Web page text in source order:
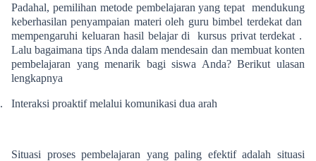
Padahal, pemilihan metode pembelajaran yang tepat mendukung
keberhasilan penyampaian materi oleh guru bimbel terdekat dan
mempengaruhi keluaran hasil belajar dikursus privat terdekat .
Lalu bagaimana tips Anda dalam mendesain dan membuat konten
pembelajaran yang menarik bagi siswa Anda? Berikut ulasan
lengkapnya
Interaksi proaktif melalui komunikasi dua arah
Situasi proses pembelajaran yang paling efektif adalah situasi